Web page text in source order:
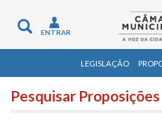
Toggle
navigation
ENTRAR
LEGISLAÇÃO
Pesquisar Proposições